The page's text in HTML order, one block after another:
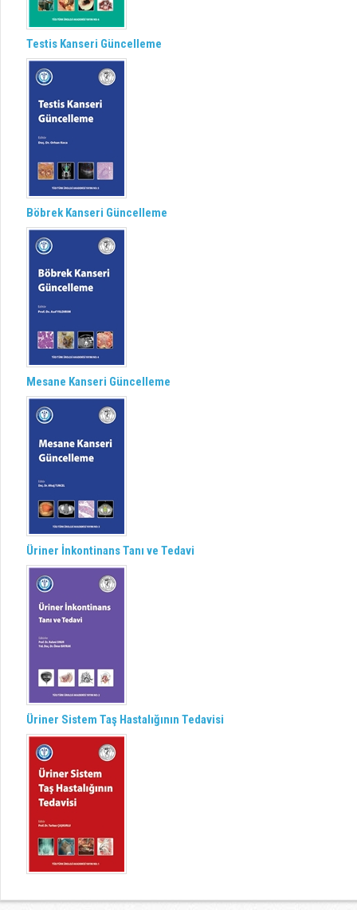
Testis Kanseri Güncelleme
Böbrek Kanseri Güncelleme
Mesane Kanseri Güncelleme
Üriner İnkontinans Tanı ve Tedavi
Üriner Sistem Taş Hastalığının Tedavisi